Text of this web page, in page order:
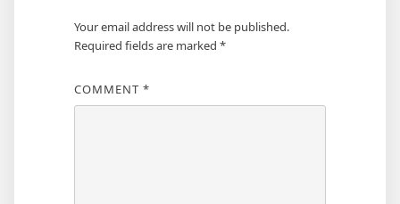
Your email address will not be published.
Required fields are marked *
COMMENT *